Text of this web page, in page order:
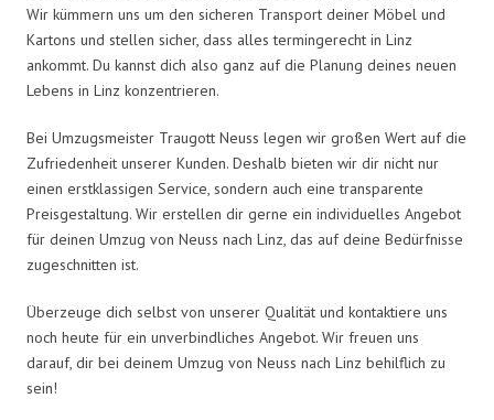
Wir kümmern uns um den sicheren Transport deiner Möbel und
Kartons und stellen sicher, dass alles termingerecht in Linz
ankommt. Du kannst dich also ganz auf die Planung deines neuen
Lebens in Linz konzentrieren.
Bei Umzugsmeister Traugott Neuss legen wir großen Wert auf die
Zufriedenheit unserer Kunden. Deshalb bieten wir dir nicht nur
einen erstklassigen Service, sondern auch eine transparente
Preisgestaltung. Wir erstellen dir gerne ein individuelles Angebot
für deinen Umzug von Neuss nach Linz, das auf deine Bedürfnisse
zugeschnitten ist.
Überzeuge dich selbst von unserer Qualität und kontaktiere uns
noch heute für ein unverbindliches Angebot. Wir freuen uns
darauf, dir bei deinem Umzug von Neuss nach Linz behilflich zu
sein!